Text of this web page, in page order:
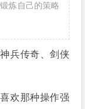
炼自己的策略
兵传奇、剑侠
欢那种操作强